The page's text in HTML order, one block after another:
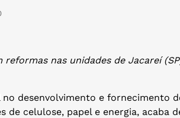
nas unidades de Jacareí
no desenvolvimento e fornecimento
de celulose, papel e energia, acaba